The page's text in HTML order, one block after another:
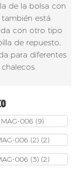
de la bolsa con
también está
con otro tipo
de repuesto,
para diferentes
chalecos.